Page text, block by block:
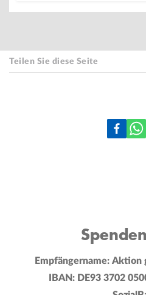
Teilen Sie diese Seite
Empfängername: Aktion
IBAN: DE93 3702